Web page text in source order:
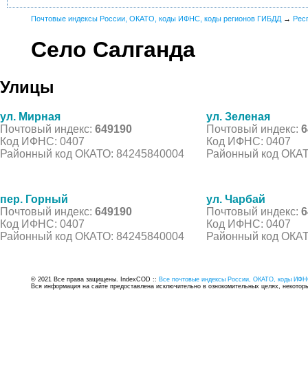
Почтовые индексы России, ОКАТО, коды ИФНС, коды регионов ГИБДД →
Село Салганда
Улицы
ул. Мирная
Почтовый индекс: 649190
Код ИФНС: 0407
Районный код ОКАТО: 84245840004
ул. Зеленая
Почтовый индекс:
Код ИФНС: 0407
Районный код
пер. Горный
Почтовый индекс: 649190
Код ИФНС: 0407
Районный код ОКАТО: 84245840004
ул. Чарбай
Почтовый индекс:
Код ИФНС: 0407
Районный код
© 2021 Все права защищены. IndexCOD :: Все почтовые индексы России, ОКАТО, коды
Вся информация на сайте предоставлена исключительно в ознокомительных целях,